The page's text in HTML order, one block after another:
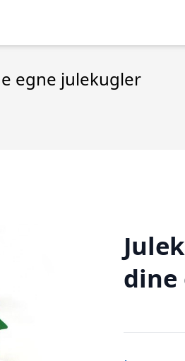
egne julekugler
dine